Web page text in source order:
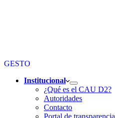
GESTO
Institucional
¿Qué es el CAU D2?
Autoridades
Contacto
Portal de transparencia